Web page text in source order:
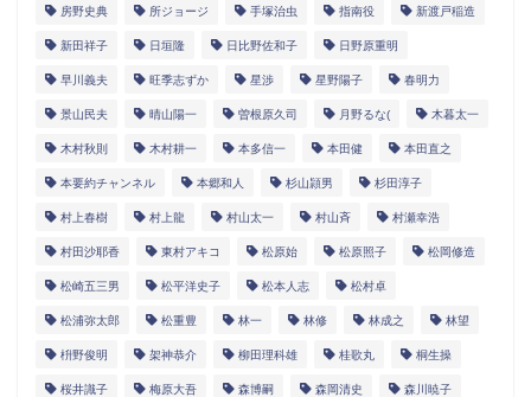
房野史典 所ジョージ 手塚治虫 指南役 新渡戸稲造
新田祥子 日垣隆 日比野佐和子 日野原重明
早川義夫 旺季志ずか 星渉 星野陽子 春明力
景山民夫 晴山陽一 曽根原久司 月野るな( 木暮太一
木村秋則 木村耕一 本多信一 本田健 本田直之
本要約チャンネル 本郷和人 杉山頴男 杉田淳子
村上春樹 村上龍 村山太一 村山斉 村瀬幸浩
村田沙耶香 東村アキコ 松原始 松原照子 松岡修造
松崎五三男 松平洋史子 松本人志 松村卓
松浦弥太郎 松重豊 林一 林修 林成之 林望
枡野俊明 架神恭介 柳田理科雄 桂歌丸 桐生操
桜井識子 梅原大吾 森博嗣 森岡清史 森川暁子